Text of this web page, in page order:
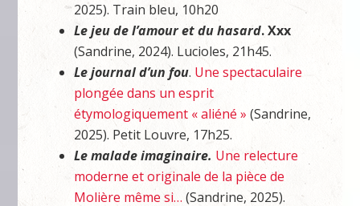
2025). Train bleu, 10h20
Le jeu de l’amour et du hasard. Xxx
(Sandrine, 2024). Lucioles, 21h45.
Le journal d’un fou. Une spectaculaire
plongée dans un esprit
étymologiquement « aliéné »(Sandrine,
2025). Petit Louvre, 17h25.
Le malade imaginaire. Une relecture
moderne et originale de la pièce de
Molière même si… (Sandrine, 2025).